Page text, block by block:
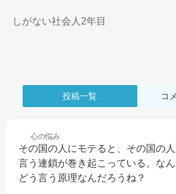
しがない社会人2年目
投稿一覧 コ
心の悩み
その国の人にモテると、その国の
言う連鎖が巻き起こっている。なん
どう言う原理なんだろうね？